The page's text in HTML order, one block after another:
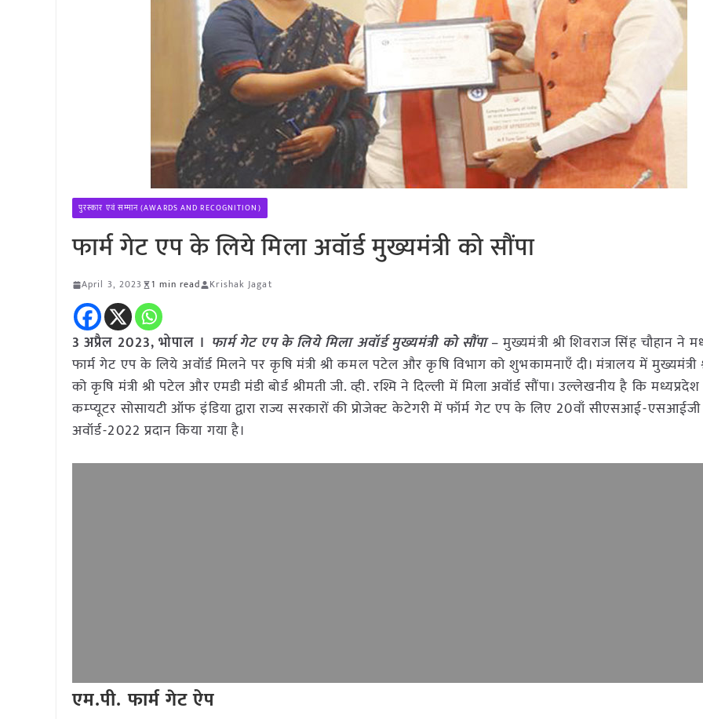
पुरस्कार एवं सम्मान (AWARDS AND RECOGNITION)
फार्म गेट एप के लिये मिला अवॉर्ड मुख्यमंत्री को सौंपा
April 3, 2023 1 min read Krishak Jagat
3 अप्रैल 2023, भोपाल । फार्म गेट एप के लिये मिला अवॉर्ड मुख्यमंत्री को सौंपा– मुख्यमंत्री श्री शिवराज सिंह चौहान ने
फार्म गेट एप के लिये अवॉर्ड मिलने पर कृषि मंत्री श्री कमल पटेल और कृषि विभाग को शुभकामनाएँ दी। मंत्रालय में मुख्यमंत्री
को कृषि मंत्री श्री पटेल और एमडी मंडी बोर्ड श्रीमती जी. व्ही. रश्मि ने दिल्ली में मिला अवॉर्ड सौंपा। उल्लेखनीय है कि
कम्प्यूटर सोसायटी ऑफ इंडिया द्वारा राज्य सरकारों की प्रोजेक्ट केटेगरी में फॉर्म गेट एप के लिए 20वाँ सीएसआई-
अवॉर्ड-2022 प्रदान किया गया है।
एम.पी. फार्म गेट ऐप